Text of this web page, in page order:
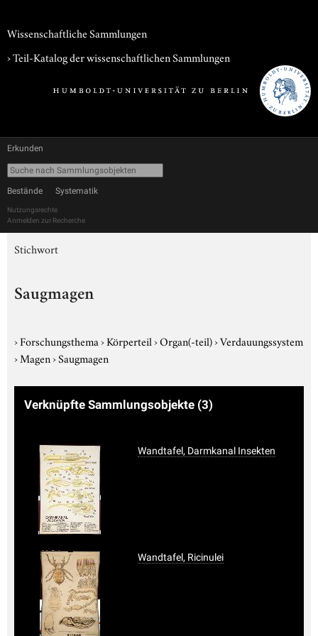
Wissenschaftliche Sammlungen
› Teil-Katalog der wissenschaftlichen Sammlungen
Erkunden
Bestände Systematik
Nutzungsrechte
Anmelden zur Recherche
Stichwort
Saugmagen
›Forschungsthema›Körperteil›Organ(-teil)›Verdauungssystem
›Magen›Saugmagen
Verknüpfte Sammlungsobjekte (3)
Wandtafel, Darmkanal Insekten
Wandtafel, Ricinulei